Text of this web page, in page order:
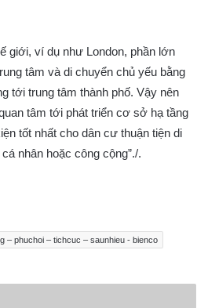
giới, ví dụ như London, phần lớn
tâm và di chuyển chủ yếu bằng
tới trung tâm thành phố. Vậy nên
tâm tới phát triển cơ sở hạ tầng
tốt nhất cho dân cư thuận tiện di
nhân hoặc công cộng”./.
– phuchoi – tichcuc – saunhieu - bienco